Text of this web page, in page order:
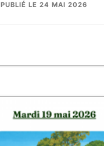
PUBLIÉ LE 24 MAI 2026